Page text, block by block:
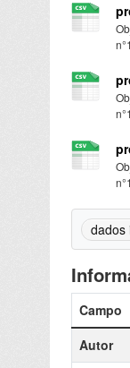
dados
Campo
Autor